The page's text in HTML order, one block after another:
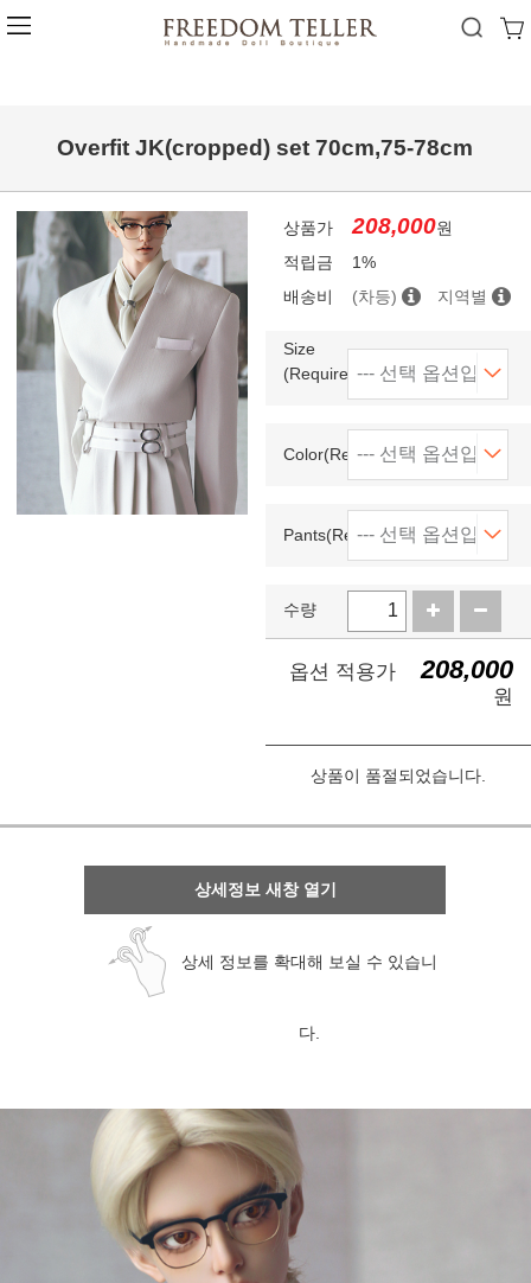
Overfit JK(cropped) set 70cm,75-78cm
상품가 208,000원
적립금
1%
배송비
(차등) 지역별
Size
(Required)
Color(Required)
Pants(Required)
수량
옵션 적용가 208,000
원
상품이 품절되었습니다.
상세정보 새창 열기
상세 정보를 확대해 보실 수 있습니
다.